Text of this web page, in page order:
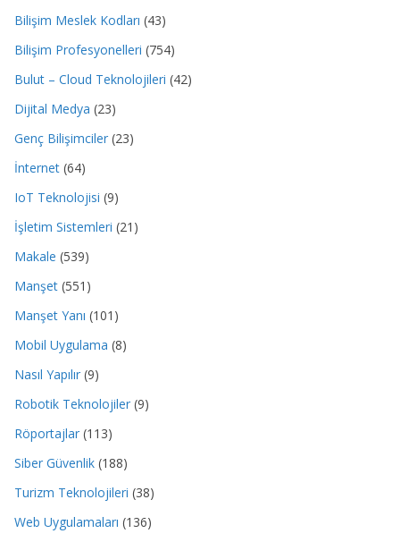
Bilişim Meslek Kodları (43)
Bilişim Profesyonelleri (754)
Bulut – Cloud Teknolojileri (42)
Dijital Medya (23)
Genç Bilişimciler (23)
İnternet (64)
IoT Teknolojisi (9)
İşletim Sistemleri (21)
Makale (539)
Manşet (551)
Manşet Yanı (101)
Mobil Uygulama (8)
Nasıl Yapılır (9)
Robotik Teknolojiler (9)
Röportajlar (113)
Siber Güvenlik (188)
Turizm Teknolojileri (38)
Web Uygulamaları (136)